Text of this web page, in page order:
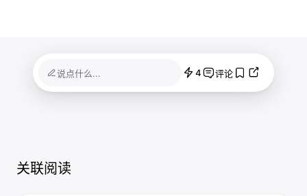
说点什么... 4 评论
关联阅读